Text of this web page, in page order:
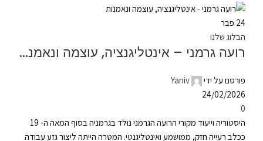
24 פבר
הבלוג שלנו
רועה גרמני – אינטליגנציה, עוצמה ונאמנות
פורסם על ידי
Yaniv
24/02/2026
0
היסטוריה וייעוד מקורי הרועה הגרמני נולד בגרמניה בסוף המאה ה- 19
ככלב רעייה חזק, ממושמע ואינטליגנטי. המטרה הייתה ליצור גזע עבודה